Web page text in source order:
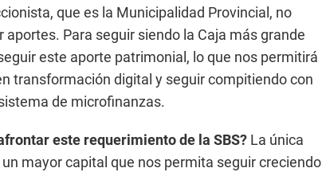
que es la Municipalidad Provincial, no
Para seguir siendo la Caja más grande
este aporte patrimonial, lo que nos permitirá
transformación digital y seguir compitiendo con
de microfinanzas.
este requerimiento de la SBS? La única
mayor capital que nos permita seguir creciendo